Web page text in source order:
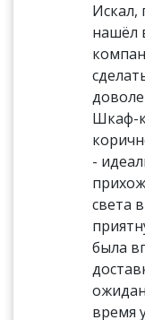
Искал,
нашёл
Шкаф-
-
света
была
время